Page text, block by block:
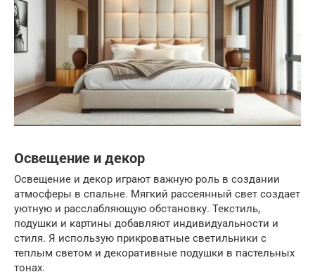
Освещение и декор
Освещение и декор играют важную роль в создании
атмосферы в спальне. Мягкий рассеянный свет создает
уютную и расслабляющую обстановку. Текстиль,
подушки и картины добавляют индивидуальности и
стиля. Я использую прикроватные светильники с
теплым светом и декоративные подушки в пастельных
тонах.